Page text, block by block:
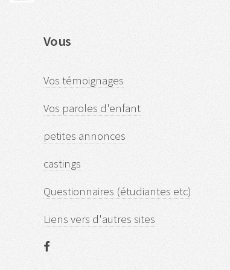
Vous
Vos témoignages
Vos paroles d'enfant
petites annonces
castings
Questionnaires (étudiantes etc)
Liens vers d'autres sites